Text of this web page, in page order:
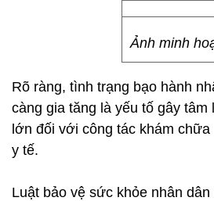
Ảnh minh
Rõ ràng, tình trạng bạo hành
càng gia tăng là yếu tố gây tâm
lớn đối với công tác khám
y tế.
Luật bảo vệ sức khỏe nhân